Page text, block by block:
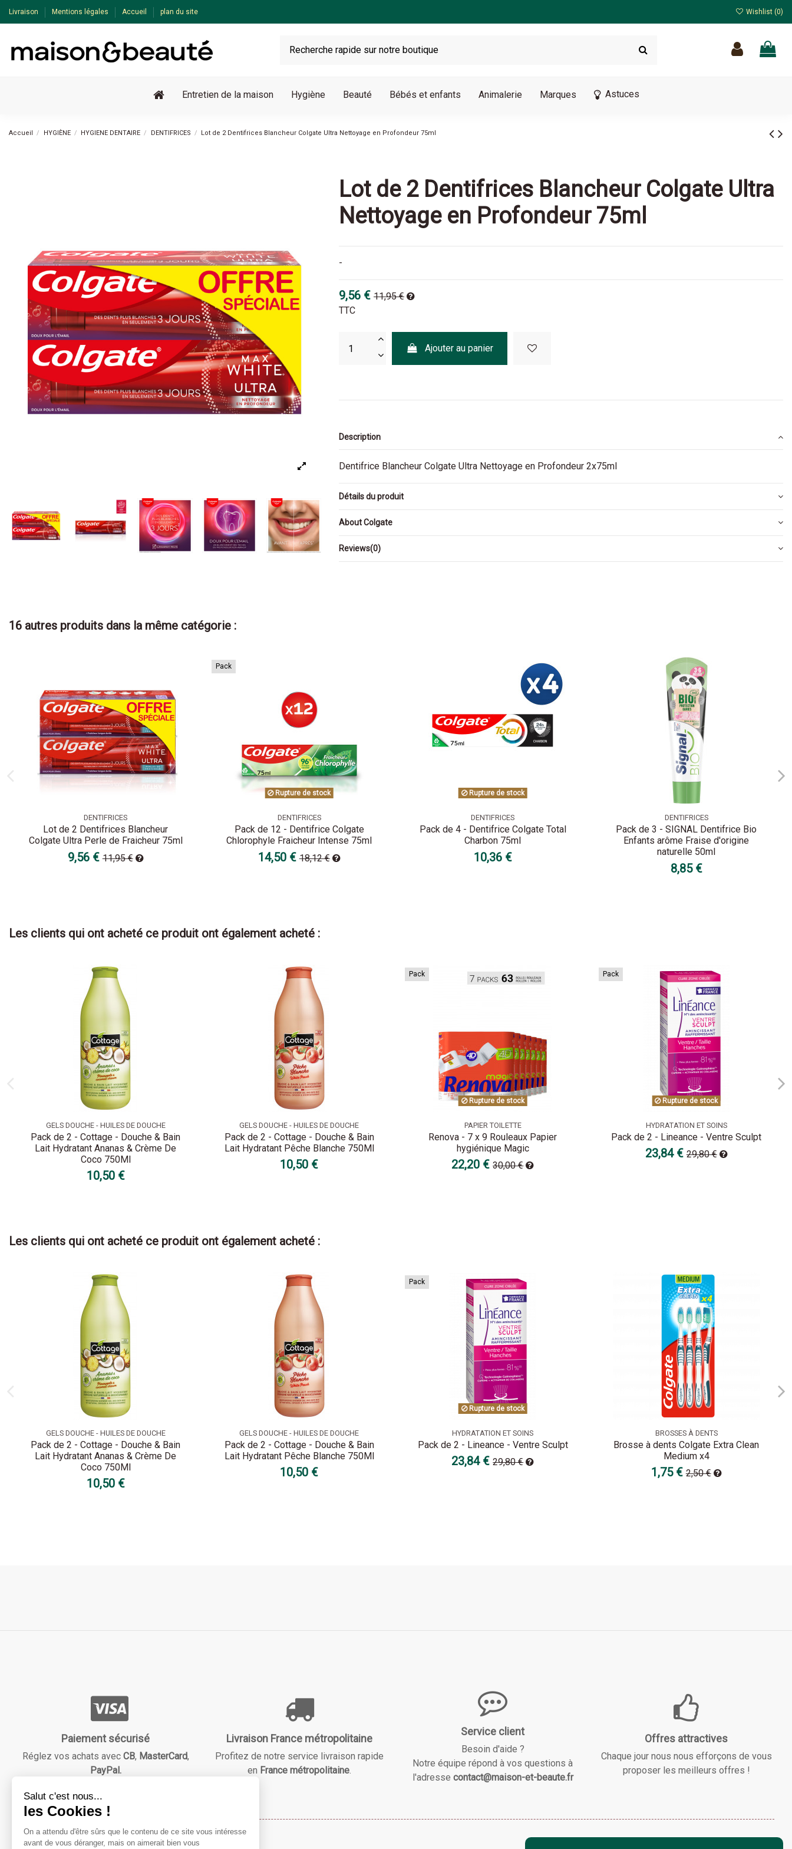
Livraison Mentions légales Accueil plan du site Wishlist (0)
Entretien de la maison Hygiène Beauté Bébés et enfants Animalerie Marques Astuces
Accueil HYGIÈNE HYGIENE DENTAIRE DENTIFRICES Lot de 2 Dentifrices Blancheur Colgate Ultra Nettoyage en Profondeur 75ml
Lot de 2 Dentifrices Blancheur Colgate Ultra
Nettoyage en Profondeur 75ml
-
9,56 € 11,95 €
TTC
Ajouter au panier
Description
Dentifrice Blancheur Colgate Ultra Nettoyage en Profondeur 2x75ml
Détails du produit
About Colgate
Reviews(0)
16 autres produits dans la même catégorie :
DENTIFRICES
Lot de 2 Dentifrices Blancheur
Colgate Ultra Perle de Fraicheur 75ml
9,56 €11,95 €
Pack
Rupture de stock
DENTIFRICES
Pack de 12 - Dentifrice Colgate
Chlorophyle Fraicheur Intense 75ml
14,50 €18,12 €
Rupture de stock
DENTIFRICES
Pack de 4 - Dentifrice Colgate Total
Charbon 75ml
10,36 €
DENTIFRICES
Pack de 3 - SIGNAL Dentifrice Bio
Enfants arôme Fraise d'origine
naturelle 50ml
8,85 €
Les clients qui ont acheté ce produit ont également acheté :
GELS DOUCHE - HUILES DE DOUCHE
Pack de 2 - Cottage - Douche & Bain
Lait Hydratant Ananas & Crème De
Coco 750Ml
10,50 €
GELS DOUCHE - HUILES DE DOUCHE
Pack de 2 - Cottage - Douche & Bain
Lait Hydratant Pêche Blanche 750Ml
10,50 €
Pack
Rupture de stock
PAPIER TOILETTE
Renova - 7 x 9 Rouleaux Papier
hygiénique Magic
22,20 €30,00 €
Pack
Rupture de stock
HYDRATATION ET SOINS
Pack de 2 - Lineance - Ventre Sculpt
23,84 €29,80 €
Les clients qui ont acheté ce produit ont également acheté :
GELS DOUCHE - HUILES DE DOUCHE
Pack de 2 - Cottage - Douche & Bain
Lait Hydratant Ananas & Crème De
Coco 750Ml
10,50 €
GELS DOUCHE - HUILES DE DOUCHE
Pack de 2 - Cottage - Douche & Bain
Lait Hydratant Pêche Blanche 750Ml
10,50 €
Pack
Rupture de stock
HYDRATATION ET SOINS
Pack de 2 - Lineance - Ventre Sculpt
23,84 €29,80 €
BROSSES À DENTS
Brosse à dents Colgate Extra Clean
Medium x4
1,75 €2,50 €
Paiement sécurisé
Réglez vos achats avec CB, MasterCard,
PayPal.
Livraison France métropolitaine
Profitez de notre service livraison rapide
en France métropolitaine.
Service client
Besoin d'aide ?
Notre équipe répond à vos questions à
l'adresse contact@maison-et-beaute.fr
Offres attractives
Chaque jour nous nous efforçons de vous
proposer les meilleurs offres !